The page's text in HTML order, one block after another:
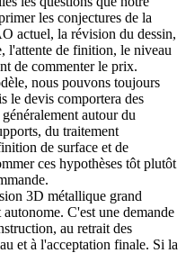
les conjectures de la
actuel, la révision du dessin,
l'attente de finition, le niveau
de commenter le prix.
nous pouvons toujours
le devis comportera des
autour du
du traitement
de surface et de
ces hypothèses tôt plutôt
3D métallique grand
C'est une demande
au retrait des
et à l'acceptation finale. Si la